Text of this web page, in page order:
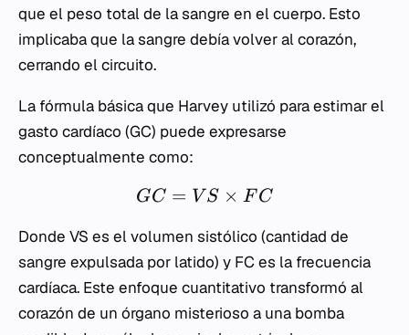
que el peso total de la sangre en el cuerpo. Esto
implicaba que la sangre debía volver al corazón,
cerrando el circuito.
La fórmula básica que Harvey utilizó para estimar el
gasto cardíaco (GC) puede expresarse
conceptualmente como:
GC = V S × F C
Donde VS es el volumen sistólico (cantidad de
sangre expulsada por latido) y FCes la frecuencia
cardíaca. Este enfoque cuantitativo transformó al
corazón de un órgano misterioso a una bomba